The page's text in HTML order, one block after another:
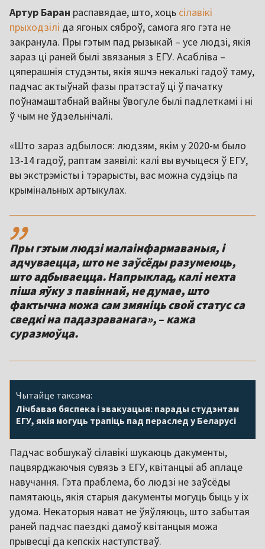
Артур Баран распавядае, што, хоць сілавікі
прыходзілі да ягоных сяброў, самога яго гэта не
закранула. Пры гэтым пад рызыкай – усе людзі, якія
зараз ці раней былі звязаныя з ЕГУ. Асабліва –
цяперашнія студэнты, якія яшчэ некалькі гадоў таму,
падчас актыўнай фазы пратэстаў ці ў пачатку
поўнамаштабнай вайны ўвогуле былі падлеткамі і ні
ў чым не ўдзельнічалі.
«Што зараз адбылося: людзям, якім у 2020-м было
13-14 гадоў, раптам заявілі: калі вы вучыцеся ў ЕГУ,
вы экстрэмісты і тэрарысты, вас можна судзіць па
крымінальных артыкулах.
,,
Пры гэтым людзі малаінфармаваныя, і
адчуваецца, што не заўсёды разумеюць,
што адбываецца. Напрыклад, калі нехта
піша яўку з павіннай, не думае, што
фактычна можа сам змяніць свой статус са
сведкі на падазраванага», – кажа
суразмоўца.
Чытайце таксама:
Лічбавая бяспека і эвакуацыя: парады студэнтам
ЕГУ, якія могуць трапіць пад пераслед у Беларусі
Падчас вобшукаў сілавікі шукаюць дакументы,
пацвярджаючыя сувязь з ЕГУ, квітанцыі аб аплаце
навучання. Гэта праблема, бо людзі не заўсёды
памятаюць, якія старыя дакументы могуць быць у іх
удома. Некаторыя нават не ўяўляюць, што забытая
раней падчас паездкі дамоў квітанцыя можа
прывесці да кепскіх наступстваў.